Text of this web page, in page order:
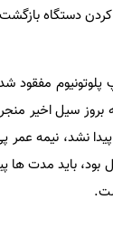
دستگاه
پلوتونیوم
سیل اخیر
بود، باید مدت